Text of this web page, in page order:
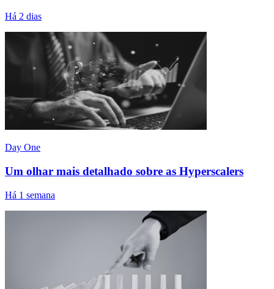
Há 2 dias
Day One
Um olhar mais detalhado sobre as Hyperscalers
Há 1 semana